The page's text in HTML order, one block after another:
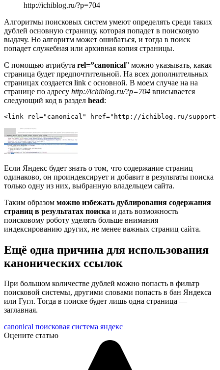
http://ichiblog.ru/?p=704
Алгоритмы поисковых систем умеют определять среди таких
дублей основную страницу, которая попадет в поисковую
выдачу. Но алгоритм может ошибаться, и тогда в поиск
попадет служебная или архивная копия страницы.
С помощью атрибута rel=”canonical” можно указывать, какая
страница будет предпочтительной. На всех дополнительных
страницах создается link с основной. В моем случае на на
странице по адресу http://ichiblog.ru/?p=704 вписывается
следующий код в раздел head:
<link rel="canonical" href="http://ichiblog.ru/support-
Если Яндекс будет знать о том, что содержание страниц
одинаково, он проиндексирует и добавит в результаты поиска
только одну из них, выбранную владельцем сайта.
Таким образом можно избежать дублирования содержания
страниц в результатах поиска и дать возможность
поисковому роботу уделять больше внимания
индексированию других, не менее важных страниц сайта.
Ещё одна причина для использования
канонических ссылок
При большом количестве дублей можно попасть в фильтр
поисковой системы, другими словами попасть в бан Яндекса
или Гугл. Тогда в поиске будет лишь одна страница —
заглавная.
canonical поисковая система яндекс
Оцените статью